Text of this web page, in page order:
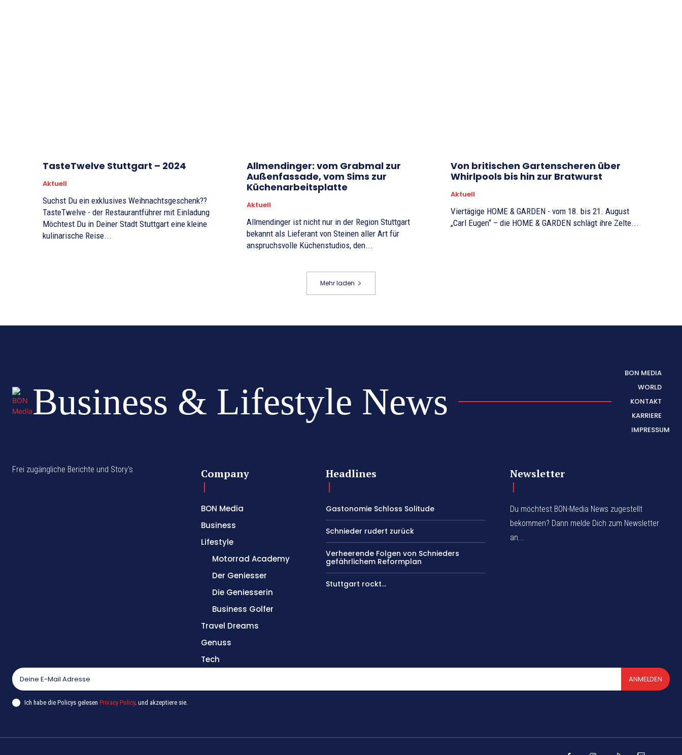
TasteTwelve Stuttgart – 2024
Aktuell
Suchst Du ein exklusives Weihnachtsgeschenk??
TasteTwelve - der Restaurantführer mit Einladung
Möchtest Du in Deiner Stadt Stuttgart eine kleine
kulinarische Reise...
Allmendinger: vom Grabmal zur
Außenfassade, vom Sims zur
Küchenarbeitsplatte
Aktuell
Allmendinger ist nicht nur in der Region Stuttgart
bekannt als Lieferant von Steinen aller Art für
anspruchsvolle Küchenstudios, den...
Von britischen Gartenscheren über
Whirlpools bis hin zur Bratwurst
Aktuell
Viertägige HOME & GARDEN - vom 18. bis 21. August
„Carl Eugen“ – die HOME & GARDEN schlägt ihre Zelte...
Mehr laden
Business & Lifestyle News
BON MEDIA
WORLD
KONTAKT
KARRIERE
IMPRESSUM
Frei zugängliche Berichte und Story's Company
BON Media
Business
Lifestyle
Motorrad Academy
Der Geniesser
Die Geniesserin
Business Golfer
Travel Dreams
Genuss
Tech
Headlines
Gastonomie Schloss Solitude
Schnieder rudert zurück
Verheerende Folgen von Schnieders
gefährlichem Reformplan
Stuttgart rockt…
Newsletter
Du möchtest BON-Media News zugestellt
bekommen? Dann melde Dich zum Newsletter
an...
ANMELDEN
Ich habe die Policys gelesen Privacy Policy. und akzeptiere sie.